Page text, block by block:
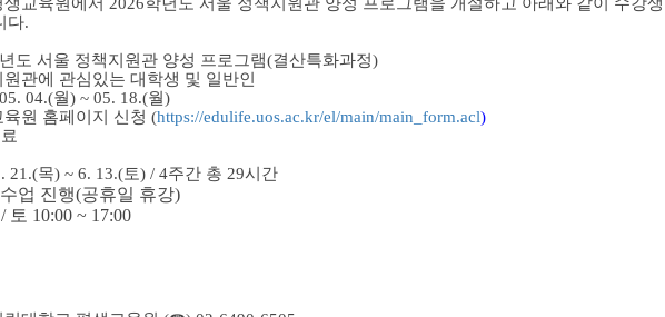
다.
도 서울 정책지원관 양성 프로그램(결산특화과정)
관에 관심있는 대학생 및 일반인
04.(월) ~ 05. 18.(월)
원 홈페이지 신청 (https://edulife.uos.ac.kr/el/main/main_form.acl)
21.(목) ~ 6. 13.(토) / 4주간 총 29시간
업 진행(공휴일 휴강)
토 10:00 ~ 17:00